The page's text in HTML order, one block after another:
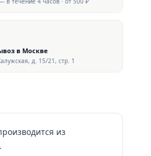
в Москве
д. 15/21, стр. 1
из